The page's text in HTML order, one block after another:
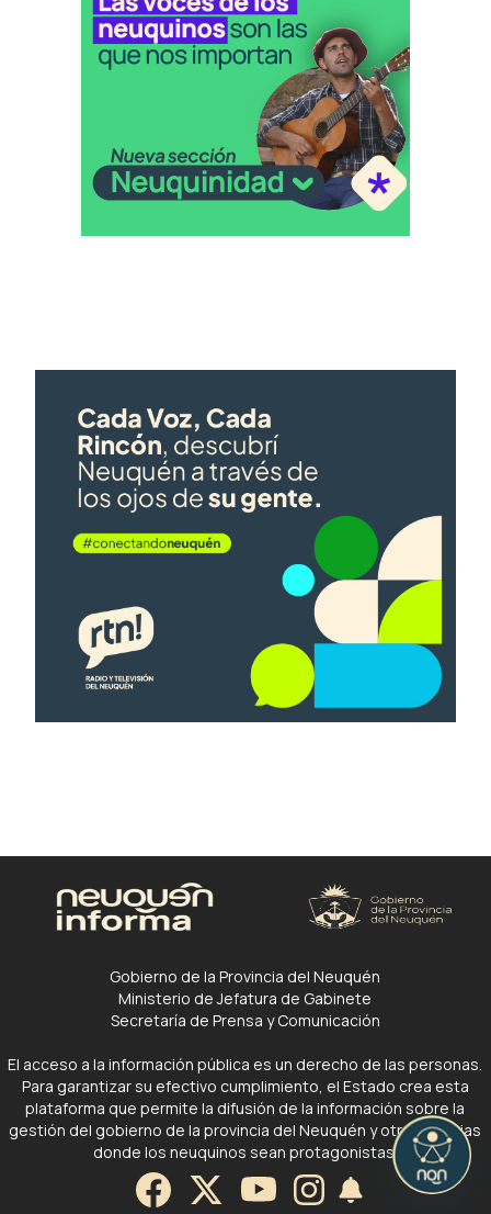
Gobierno de la Provincia del Neuquén
Ministerio de Jefatura de Gabinete
Secretaría de Prensa y Comunicación
El acceso a la información pública es un derecho de las personas.
Para garantizar su efectivo cumplimiento, el Estado crea esta
plataforma que permite la difusión de la información sobre la
gestión del gobierno de la provincia del Neuquén y otras noticias
donde los neuquinos sean protagonistas.